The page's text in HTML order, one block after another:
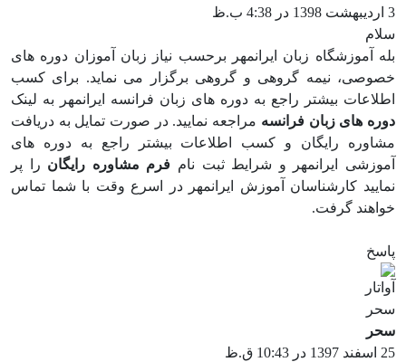
3 اردیبهشت 1398 در 4:38 ب.ظ
سلام
بله آموزشگاه زبان ایرانمهر برحسب نیاز زبان آموزان دوره های
خصوصی، نیمه گروهی و گروهی برگزار می نماید. برای کسب
اطلاعات بیشتر راجع به دوره های زبان فرانسه ایرانمهر به لینک
دوره های زبان فرانسه مراجعه نمایید. در صورت تمایل به دریافت
مشاوره رایگان و کسب اطلاعات بیشتر راجع به دوره های
آموزشی ایرانمهر و شرایط ثبت نام فرم مشاوره رایگان را پر
نمایید کارشناسان آموزش ایرانمهر در اسرع وقت با شما تماس
خواهند گرفت.
پاسخ
سحر
25 اسفند 1397 در 10:43 ق.ظ